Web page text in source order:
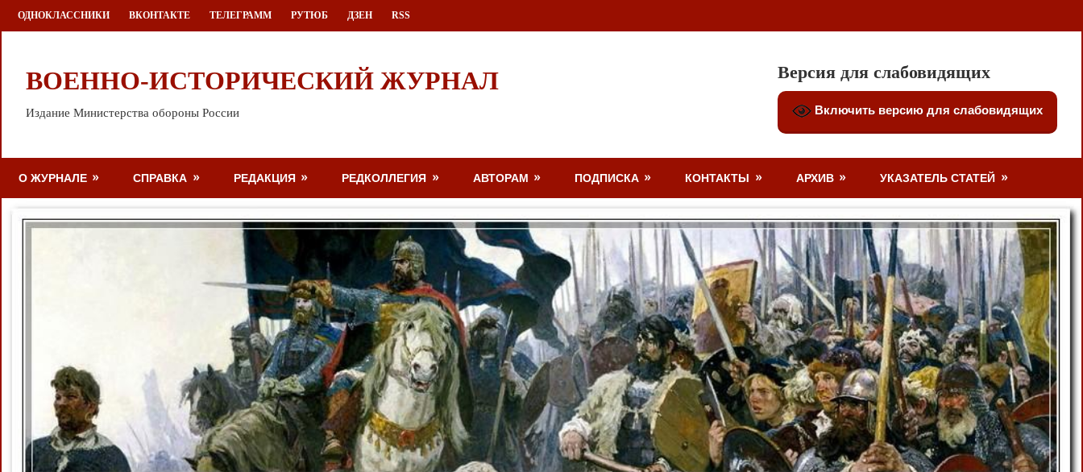
Перейти
к
ОДНОКЛАССНИКИ ВКОНТАКТЕ ТЕЛЕГРАММ РУТЮБ ДЗЕН RSS
ВОЕННО-ИСТОРИЧЕСКИЙ ЖУРНАЛ
Издание Министерства обороны России
Версия для слабовидящих
Включить версию для слабовидящих
О ЖУРНАЛЕ СПРАВКА РЕДАКЦИЯ РЕДКОЛЛЕГИЯ АВТОРАМ ПОДПИСКА КОНТАКТЫ АРХИВ УКАЗАТЕЛЬ СТАТЕЙ